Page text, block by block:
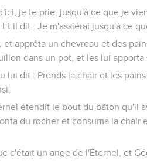
je te prie, jusqu'à ce que je
il dit : Je m'assiérai jusqu'à ce
et apprêta un chevreau et des
dans un pot, et les lui apporta
lui dit : Prends la chair et les
étendit le bout du bâton qu'il
du rocher et consuma la chair
c'était un ange de l'Éternel, et